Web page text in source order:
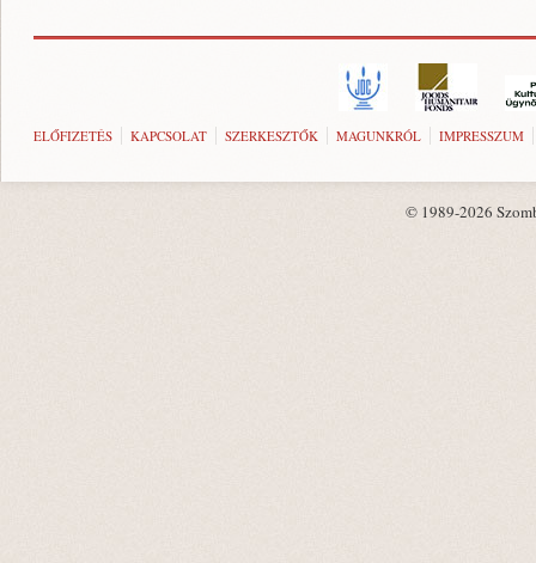
ELŐFIZETÉS KAPCSOLAT SZERKESZTŐK MAGUNKRÓL IMPRESSZUM
© 1989-2026